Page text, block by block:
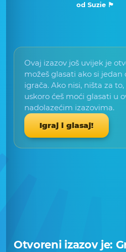
od Suzie 🏴󠁧󠁢󠁳󠁣󠁴󠁿
Ovaj izazov još uvijek je
možeš glasati ako si jedan
igrača. Ako nisi, ništa za
uskoro ćeš moći glasati u
nadolazećim izazovima.
Igraj i glasaj!
Otvoreni izazov je: